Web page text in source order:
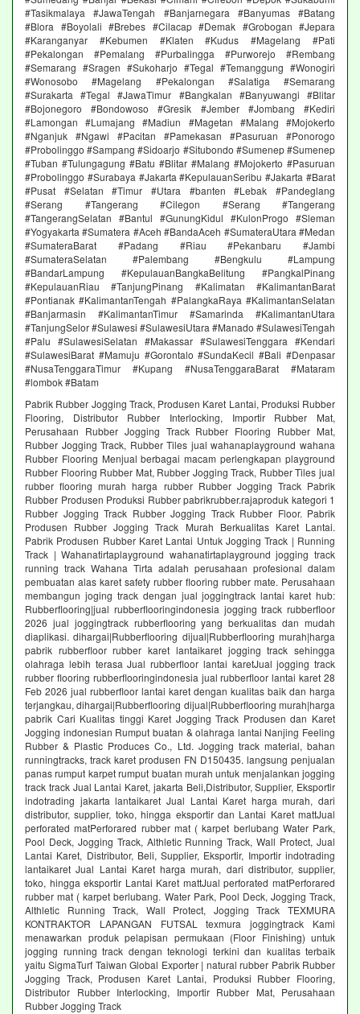
#Tasikmalaya #JawaTengah #Banjarnegara #Banyumas #Batang
#Blora #Boyolali #Brebes #Cilacap #Demak #Grobogan #Jepara
#Karanganyar #Kebumen #Klaten #Kudus #Magelang #Pati
#Pekalongan #Pemalang #Purbalingga #Purworejo #Rembang
#Semarang #Sragen #Sukoharjo #Tegal #Temanggung #Wonogiri
#Wonosobo #Magelang #Pekalongan #Salatiga #Semarang
#Surakarta #Tegal #JawaTimur #Bangkalan #Banyuwangi #Blitar
#Bojonegoro #Bondowoso #Gresik #Jember #Jombang #Kediri
#Lamongan #Lumajang #Madiun #Magetan #Malang #Mojokerto
#Nganjuk #Ngawi #Pacitan #Pamekasan #Pasuruan #Ponorogo
#Probolinggo #Sampang #Sidoarjo #Situbondo #Sumenep #Sumenep
#Tuban #Tulungagung #Batu #Blitar #Malang #Mojokerto #Pasuruan
#Probolinggo #Surabaya #Jakarta #KepulauanSeribu #Jakarta #Barat
#Pusat #Selatan #Timur #Utara #banten #Lebak #Pandeglang
#Serang #Tangerang #Cilegon #Serang #Tangerang
#TangerangSelatan #Bantul #GunungKidul #KulonProgo #Sleman
#Yogyakarta #Sumatera #Aceh #BandaAceh #SumateraUtara #Medan
#SumateraBarat #Padang #Riau #Pekanbaru #Jambi
#SumateraSelatan #Palembang #Bengkulu #Lampung
#BandarLampung #KepulauanBangkaBelitung #PangkalPinang
#KepulauanRiau #TanjungPinang #Kalimatan #KalimantanBarat
#Pontianak #KalimantanTengah #PalangkaRaya #KalimantanSelatan
#Banjarmasin #KalimantanTimur #Samarinda #KalimantanUtara
#TanjungSelor #Sulawesi #SulawesiUtara #Manado #SulawesiTengah
#Palu #SulawesiSelatan #Makassar #SulawesiTenggara #Kendari
#SulawesiBarat #Mamuju #Gorontalo #SundaKecil #Bali #Denpasar
#NusaTenggaraTimur #Kupang #NusaTenggaraBarat #Mataram
#lombok #Batam
Pabrik Rubber Jogging Track, Produsen Karet Lantai, Produksi Rubber
Flooring, Distributor Rubber Interlocking, Importir Rubber Mat,
Perusahaan Rubber Jogging Track Rubber Flooring Rubber Mat,
Rubber Jogging Track, Rubber Tiles jual wahanaplayground wahana
Rubber Flooring Menjual berbagai macam perlengkapan playground
Rubber Flooring Rubber Mat, Rubber Jogging Track, Rubber Tiles jual
rubber flooring murah harga rubber Rubber Jogging Track Pabrik
Rubber Produsen Produksi Rubber pabrikrubber.rajaproduk kategori 1
Rubber Jogging Track Rubber Jogging Track Rubber Floor. Pabrik
Produsen Rubber Jogging Track Murah Berkualitas Karet Lantai.
Pabrik Produsen Rubber Karet Lantai Untuk Jogging Track | Running
Track | Wahanatirtaplayground wahanatirtaplayground jogging track
running track Wahana Tirta adalah perusahaan profesional dalam
pembuatan alas karet safety rubber flooring rubber mate. Perusahaan
membangun joging track dengan jual joggingtrack lantai karet hub:
Rubberflooring|jual rubberflooringindonesia jogging track rubberfloor
2026 jual joggingtrack rubberflooring yang berkualitas dan mudah
diaplikasi. dihargai|Rubberflooring dijual|Rubberflooring murah|harga
pabrik rubberfloor rubber karet lantaikaret jogging track sehingga
olahraga lebih terasa Jual rubberfloor lantai karetJual jogging track
rubber flooring rubberflooringindonesia jual rubberfloor lantai karet 28
Feb 2026 jual rubberfloor lantai karet dengan kualitas baik dan harga
terjangkau, dihargai|Rubberflooring dijual|Rubberflooring murah|harga
pabrik Cari Kualitas tinggi Karet Jogging Track Produsen dan Karet
Jogging indonesian Rumput buatan & olahraga lantai Nanjing Feeling
Rubber & Plastic Produces Co., Ltd. Jogging track material, bahan
runningtracks, track karet produsen FN D150435. langsung penjualan
panas rumput karpet rumput buatan murah untuk menjalankan jogging
track track Jual Lantai Karet, jakarta Beli,Distributor, Supplier, Eksportir
indotrading jakarta lantaikaret Jual Lantai Karet harga murah, dari
distributor, supplier, toko, hingga eksportir dan Lantai Karet mattJual
perforated matPerforared rubber mat ( karpet berlubang Water Park,
Pool Deck, Jogging Track, Althletic Running Track, Wall Protect, Jual
Lantai Karet, Distributor, Beli, Supplier, Eksportir, Importir indotrading
lantaikaret Jual Lantai Karet harga murah, dari distributor, supplier,
toko, hingga eksportir Lantai Karet mattJual perforated matPerforared
rubber mat ( karpet berlubang. Water Park, Pool Deck, Jogging Track,
Althletic Running Track, Wall Protect, Jogging Track TEXMURA
KONTRAKTOR LAPANGAN FUTSAL texmura joggingtrack Kami
menawarkan produk pelapisan permukaan (Floor Finishing) untuk
jogging running track dengan teknologi terkini dan kualitas terbaik
yaitu SigmaTurf Taiwan Global Exporter | natural rubber Pabrik Rubber
Jogging Track, Produsen Karet Lantai, Produksi Rubber Flooring,
Distributor Rubber Interlocking, Importir Rubber Mat, Perusahaan
Rubber Jogging Track